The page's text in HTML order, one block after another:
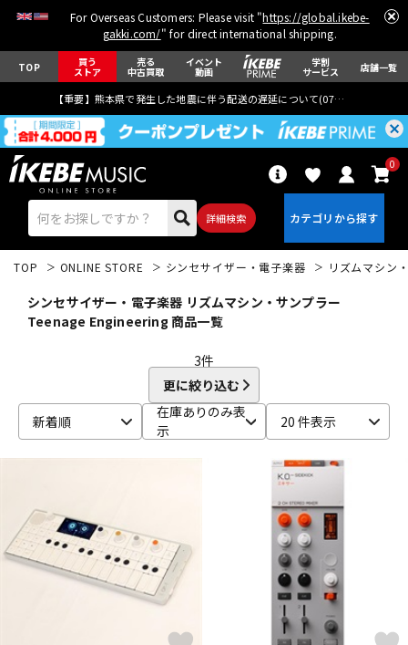
For Overseas Customers: Please visit "https://global.ikebe-
gakki.com/" for direct international shipping.
TOP 買う
ストア
売る
中古買取
イベント
動画
学割
サービス 店舗一覧
【重要】熊本県で発生した地震に伴う配送の遅延について(07月29日
詳細検索
0
ベース ウクレレ
パーカッション
キーボード 電子ピアノ
その他楽器
TOP ONLINE STORE シンセサイザー・電子楽器 リズムマシン
シンセサイザー・電子楽器 リズムマシン・サンプラー
Teenage Engineering 商品一覧
3件
更に絞り込む
新着順
在庫ありのみ表
示
20 件表示